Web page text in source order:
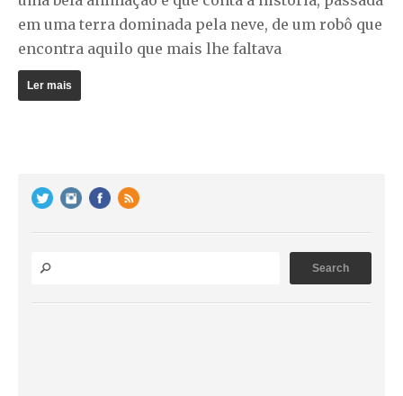
em uma terra dominada pela neve, de um robô que
encontra aquilo que mais lhe faltava
Ler mais